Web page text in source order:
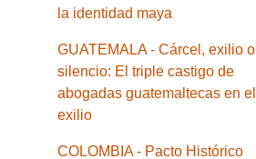
la identidad maya
GUATEMALA - Cárcel, exilio o
silencio: El triple castigo de
abogadas guatemaltecas en el
exilio
COLOMBIA - Pacto Histórico